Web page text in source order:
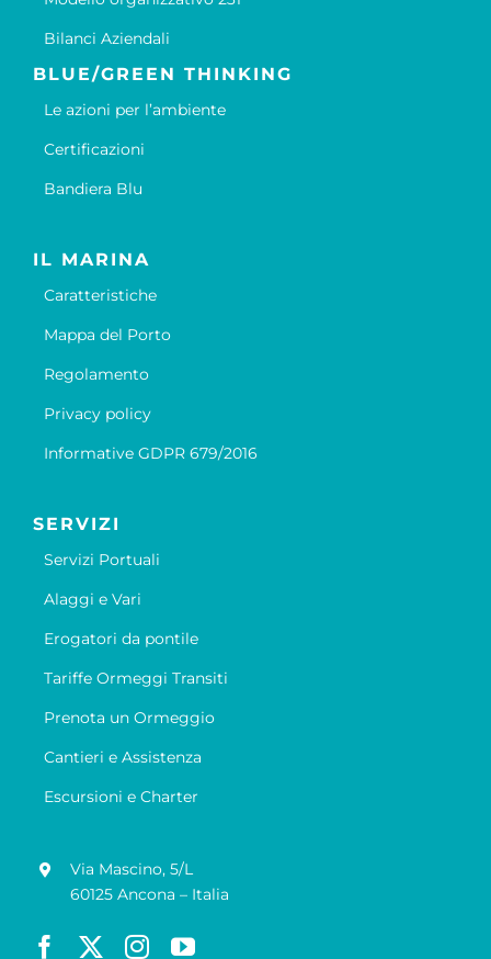
Bilanci Aziendali
BLUE/GREEN THINKING
Le azioni per l’ambiente
Certificazioni
Bandiera Blu
IL MARINA
Caratteristiche
Mappa del Porto
Regolamento
Privacy policy
Informative GDPR 679/2016
SERVIZI
Servizi Portuali
Alaggi e Vari
Erogatori da pontile
Tariffe Ormeggi Transiti
Prenota un Ormeggio
Cantieri e Assistenza
Escursioni e Charter
Via Mascino, 5/L
60125 Ancona – Italia